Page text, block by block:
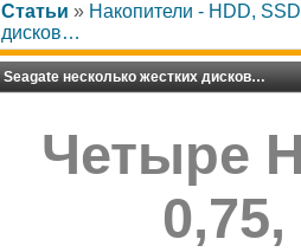
Статьи » Накопители - HDD,
дисков…
Seagate несколько жестких дисков…
Четыре